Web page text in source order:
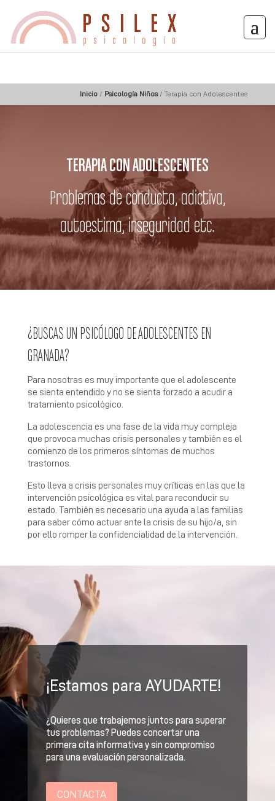
Inicio / Psicología Niños/Terapia con Adolescentes
TERAPIA CON ADOLESCENTES
Problemas de conducta, adictiva,
autoestima, inseguridad etc.
¿BUSCAS UN PSICÓLOGO DE ADOLESCENTES EN
GRANADA?
Para nosotras es muy importante que el adolescente
se sienta entendido y no se sienta forzado a acudir a
tratamiento psicológico.
La adolescencia es una fase de la vida muy compleja
que provoca muchas crisis personales y también es el
comienzo de los primeros síntomas de muchos
trastornos.
Esto lleva a crisis personales muy críticas en las que la
intervención psicológica es vital para reconducir su
estado. También es necesario una ayuda a las familias
para saber cómo actuar ante la crisis de su hijo/a, sin
por ello romper la confidencialidad de la intervención.
¡Estamos para AYUDARTE!
¿Quieres que trabajemos juntos para superar
tus problemas? Puedes concertar una
primera cita informativa y sin compromiso
para una evaluación personalizada.
CONTACTA